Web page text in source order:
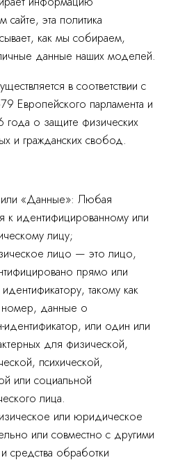
эта политика
как мы собираем,
данные наших моделей.
в соответствии с
Европейского парламента и
года о защите физических
и гражданских свобод.
«Данные»: Любая
к идентифицированному или
лицу;
лицо — это лицо,
прямо или
такому как
номер, данные о
или один или
для физической,
психической,
или социальной
лица.
или юридическое
или совместно с другими
средства обработки